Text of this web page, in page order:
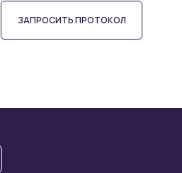
ЗАПРОСИТЬ ПРОТОКОЛ